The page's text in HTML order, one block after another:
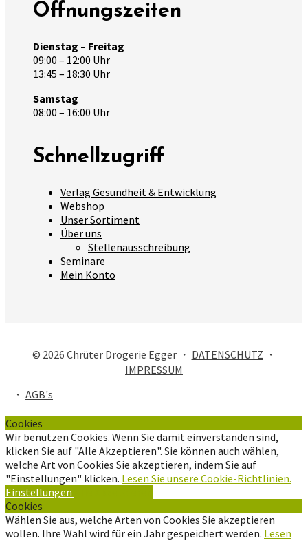
Öffnungszeiten
Dienstag – Freitag
09:00 – 12:00 Uhr
13:45 – 18:30 Uhr
Samstag
08:00 – 16:00 Uhr
Schnellzugriff
Verlag Gesundheit & Entwicklung
Webshop
Unser Sortiment
Über uns
Stellenausschreibung
Seminare
Mein Konto
© 2026 Chrüter Drogerie Egger ・ DATENSCHUTZ ・
IMPRESSUM
・ AGB's
Cookies
Wir benutzen Cookies. Wenn Sie damit einverstanden sind,
klicken Sie auf "Alle Akzeptieren". Sie können auch wählen,
welche Art von Cookies Sie akzeptieren, indem Sie auf
"Einstellungen" klicken. Lesen Sie unsere Cookie-Richtlinien.
Einstellungen
Cookies
Wählen Sie aus, welche Arten von Cookies Sie akzeptieren
wollen. Ihre Wahl wird für ein Jahr gespeichert werden. Lesen